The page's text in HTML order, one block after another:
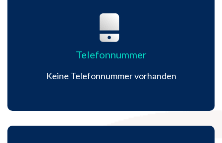
Telefonnummer
Keine Telefonnummer vorhanden